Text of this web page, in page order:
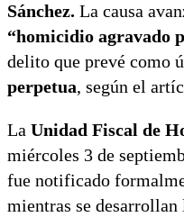
Sánchez. La causa
“homicidio agravado
delito que prevé como
perpetua, según el
La Unidad Fiscal de
miércoles 3 de
fue notificado
mientras se